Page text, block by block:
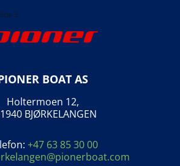
2
BOAT AS
Holtermoen 12,
BJØRKELANGEN
+47 63 85 30 00